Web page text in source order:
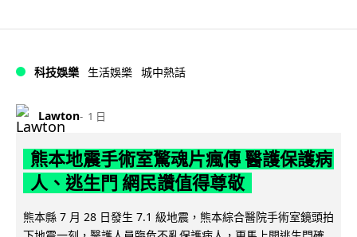
科技娛樂 生活娛樂 城中熱話
Lawton 1 日
熊本地震手術室驚魂片瘋傳 醫護保護病
人、逃生門 網民讚值得尊敬
熊本縣 7 月 28 日發生 7.1 級地震，熊本綜合醫院手術室鏡頭拍